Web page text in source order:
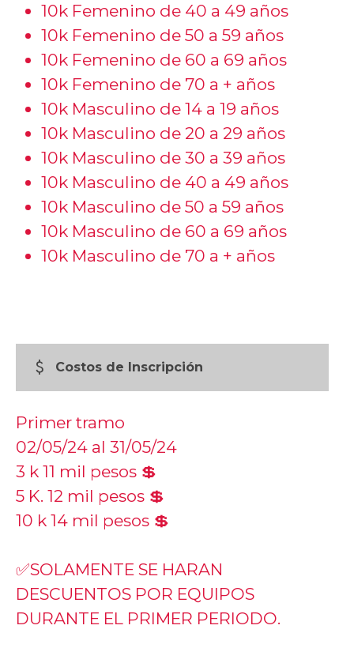
10k Femenino de 40 a 49 años
10k Femenino de 50 a 59 años
10k Femenino de 60 a 69 años
10k Femenino de 70 a + años
10k Masculino de 14 a 19 años
10k Masculino de 20 a 29 años
10k Masculino de 30 a 39 años
10k Masculino de 40 a 49 años
10k Masculino de 50 a 59 años
10k Masculino de 60 a 69 años
10k Masculino de 70 a + años
attach_money Costos de Inscripción
Primer tramo
02/05/24 al 31/05/24
3 k 11 mil pesos 💲
5 K. 12 mil pesos 💲
10 k 14 mil pesos 💲
✅SOLAMENTE SE HARAN
DESCUENTOS POR EQUIPOS
DURANTE EL PRIMER PERIODO.